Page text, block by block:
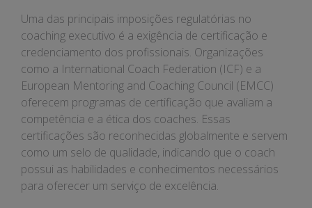
Uma das principais imposições regulatórias no
coaching executivo é a exigência de certificação e
credenciamento dos profissionais. Organizações
como a International Coach Federation (ICF) e a
European Mentoring and Coaching Council (EMCC)
oferecem programas de certificação que avaliam a
competência e a ética dos coaches. Essas
certificações são reconhecidas globalmente e servem
como um selo de qualidade, indicando que o coach
possui as habilidades e conhecimentos necessários
para oferecer um serviço de excelência.